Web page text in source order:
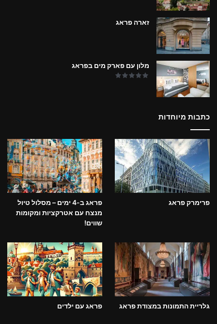
זארה פראג
מלון עם פארק מים בפראג
כתבות מיוחדות
פרימרק פראג
פראג ב-4 ימים – מסלול טיול
מנצח עם אטרקציות ומקומות
שווים!
גלריית התמונות במצודת פראג פראג עם ילדים